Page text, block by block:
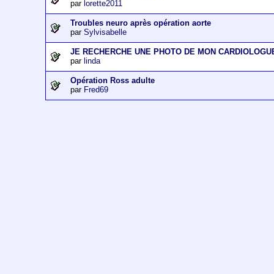
par lorette2011
Troubles neuro après opération aorte
parSylvisabelle
JE RECHERCHE UNE PHOTO DE MON
par linda
Opération Ross adulte
par Fred69